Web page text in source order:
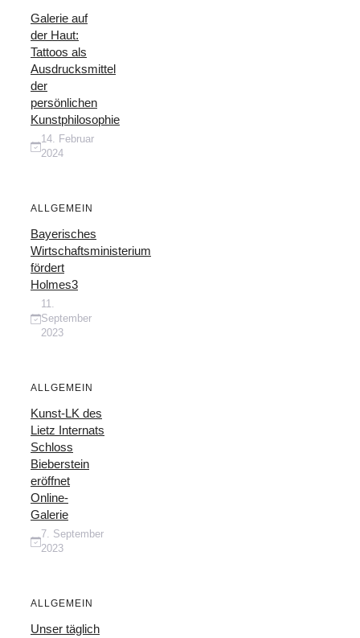
Galerie auf
der Haut:
Tattoos als
Ausdrucksmittel
der
persönlichen
Kunstphilosophie
14. Februar
2024
ALLGEMEIN
Bayerisches
Wirtschaftsministerium
fördert
Holmes3
11.
September
2023
ALLGEMEIN
Kunst-LK des
Lietz Internats
Schloss
Bieberstein
eröffnet
Online-
Galerie
7. September
2023
ALLGEMEIN
Unser täglich